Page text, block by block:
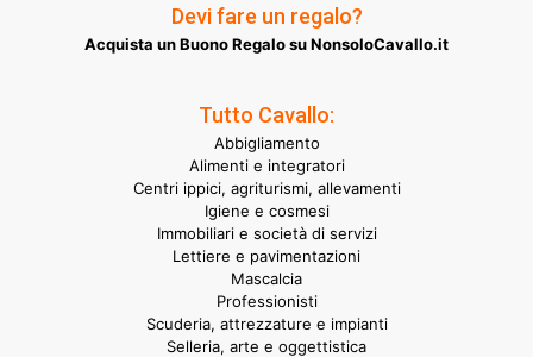
Devi fare un regalo?
Acquista un Buono Regalo su NonsoloCavallo.it
Tutto Cavallo:
Abbigliamento
Alimenti e integratori
Centri ippici, agriturismi, allevamenti
Igiene e cosmesi
Immobiliari e società di servizi
Lettiere e pavimentazioni
Mascalcia
Professionisti
Scuderia, attrezzature e impianti
Selleria, arte e oggettistica